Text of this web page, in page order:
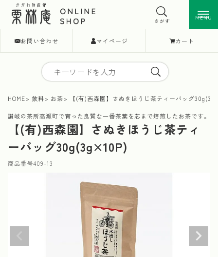
お問い合わせ マイページ カート
MENU
さがす MENU
HOME 飲料 お茶 【(有)西森園】さぬきほうじ茶ティーバッグ
讃岐の茶所高瀬町で育った良質な一番茶葉を芯まで焙煎したお茶です。
【(有)西森園】さぬきほうじ茶ティ
ーバッグ30g(3g×10P)
商品番号409-13